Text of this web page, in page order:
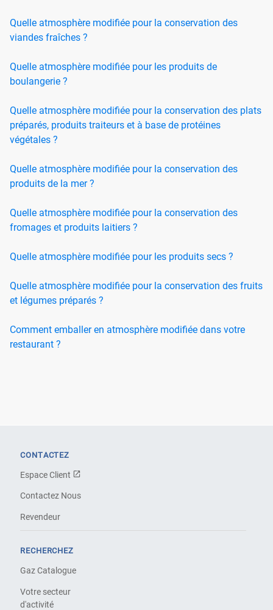
Quelle atmosphère modifiée pour la conservation des
viandes fraîches ?
Quelle atmosphère modifiée pour les produits de
boulangerie ?
Quelle atmosphère modifiée pour la conservation des plats
préparés, produits traiteurs et à base de protéines
végétales ?
Quelle atmosphère modifiée pour la conservation des
produits de la mer ?
Quelle atmosphère modifiée pour la conservation des
fromages et produits laitiers ?
Quelle atmosphère modifiée pour les produits secs ?
Quelle atmosphère modifiée pour la conservation des fruits
et légumes préparés ?
Comment emballer en atmosphère modifiée dans votre
restaurant ?
CONTACTEZ
Espace Client
Contactez Nous
Revendeur
RECHERCHEZ
Gaz Catalogue
Votre secteur
d'activité